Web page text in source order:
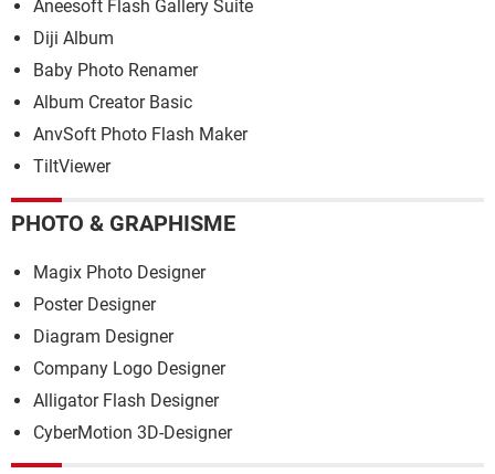
Aneesoft Flash Gallery Suite
Diji Album
Baby Photo Renamer
Album Creator Basic
AnvSoft Photo Flash Maker
TiltViewer
PHOTO & GRAPHISME
Magix Photo Designer
Poster Designer
Diagram Designer
Company Logo Designer
Alligator Flash Designer
CyberMotion 3D-Designer